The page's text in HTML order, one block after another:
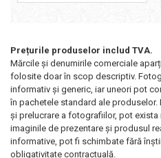
Prețurile produselor includ TVA.
Mărcile și denumirile comerciale
folosite doar în scop descriptiv.
informativ şi generic, iar uneori pot
în pachetele standard ale
și prelucrare a fotografiilor, pot
imaginile de prezentare și produsul
informative, pot fi schimbate fără
obligativitate contractuală.